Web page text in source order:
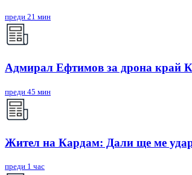
преди 21 мин
Адмирал Ефтимов за дрона край
преди 45 мин
Жител на Кардам: Дали ще ме
преди 1 час